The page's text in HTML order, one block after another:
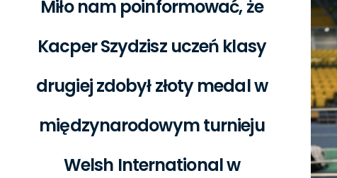
Miło nam poinformować, że
Kacper Szydzisz uczeń klasy
drugiej zdobył złoty medal w
międzynarodowym turnieju
Welsh International w